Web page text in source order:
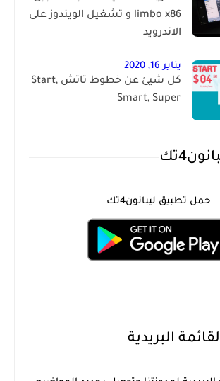
limbo x86 و تشغيل الويندوز على
الاندرويد
يناير 16, 2020
كل شيئ عن خطوط تاتش Start,
Smart, Super
حمل تطبيق ليبانون4تك
البريدية